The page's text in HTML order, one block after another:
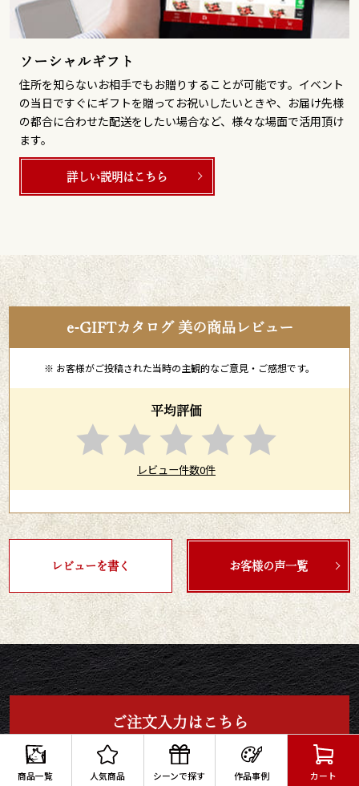
商品一覧 人気商品 シーンで探す 作品事例 カート
ソーシャルギフト
住所を知らないお相手でもお贈りすることが可能です。イベント
の当日ですぐにギフトを贈ってお祝いしたいときや、お届け先様
の都合に合わせた配送をしたい場合など、様々な場面で活用頂け
ます。
詳しい説明はこちら
e-GIFTカタログ 美の商品レビュー
※ お客様がご投稿された当時の主観的なご意見・ご感想です。
平均評価
レビュー件数0件
レビューを書く お客様の声一覧
ご注文入力はこちら
以下の項目をご記入の上、
下の「カートに入れる」へお進みください。